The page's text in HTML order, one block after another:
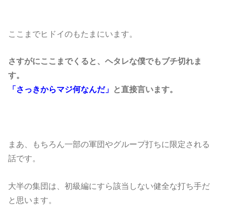
ここまでヒドイのもたまにいます。
さすがにここまでくると、ヘタレな僕でもブチ切れま
す。
「さっきからマジ何なんだ」 と直接言います。
まあ、もちろん一部の軍団やグループ打ちに限定される
話です。
大半の集団は、初級編にすら該当しない健全な打ち手だ
と思います。